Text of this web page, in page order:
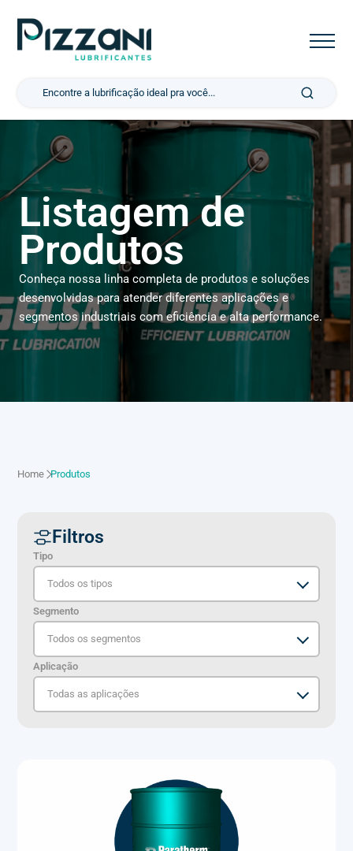
Listagem de
Produtos
Conheça nossa linha completa de produtos e soluções
desenvolvidas para atender diferentes aplicações e
segmentos industriais com eficiência e alta performance.
Home Produtos
Filtros
Tipo
Segmento
Aplicação